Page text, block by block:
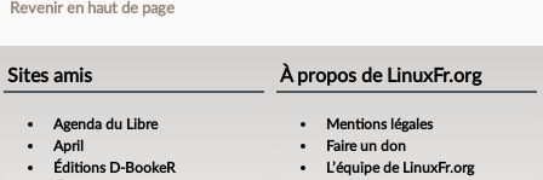
Revenir en haut de page
Sites amis
Agenda du Libre
April
Éditions D-BookeR
À propos de LinuxFr.org
Mentions légales
Faire un don
L’équipe de LinuxFr.org